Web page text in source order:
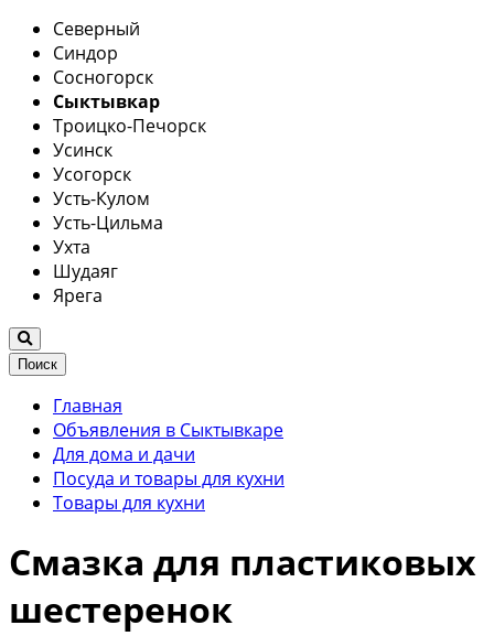
Северный
Синдор
Сосногорск
Сыктывкар
Троицко-Печорск
Усинск
Усогорск
Усть-Кулом
Усть-Цильма
Ухта
Шудаяг
Ярега
Поиск
Главная
Объявления в Сыктывкаре
Для дома и дачи
Посуда и товары для кухни
Товары для кухни
Смазка для пластиковых
шестеренок